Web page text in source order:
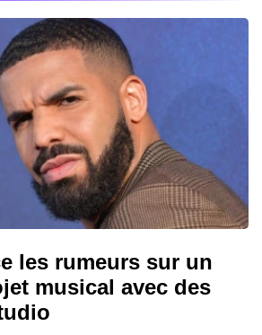
les rumeurs sur un
musical avec des